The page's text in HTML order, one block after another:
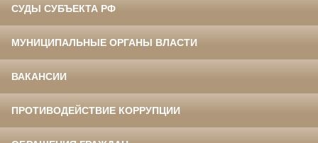
СУДЫ СУБЪЕКТА РФ
МУНИЦИПАЛЬНЫЕ ОРГАНЫ ВЛАСТИ
ВАКАНСИИ
ПРОТИВОДЕЙСТВИЕ КОРРУПЦИИ